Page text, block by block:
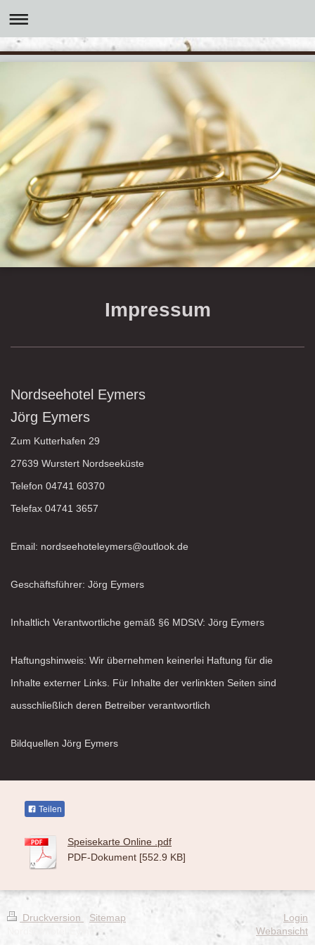
Impressum
Nordseehotel Eymers
Jörg Eymers
Zum Kutterhafen 29
27639 Wurstert Nordseeküste
Telefon 04741 60370
Telefax 04741 3657
Email: nordseehoteleymers@outlook.de
Geschäftsführer: Jörg Eymers
Inhaltlich Verantwortliche gemäß §6 MDStV: Jörg Eymers
Haftungshinweis: Wir übernehmen keinerlei Haftung für die
Inhalte externer Links. Für Inhalte der verlinkten Seiten sind
ausschließlich deren Betreiber verantwortlich
Bildquellen Jörg Eymers
Teilen
Speisekarte Online .pdf
PDF-Dokument [552.9 KB]
Druckversion
Sitemap
Nordseehotel Eymers
Login
Webansicht